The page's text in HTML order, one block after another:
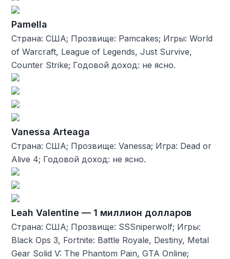
Pamella
Страна: США; Прозвище: Pamcakes; Игры: World
of Warcraft, League of Legends, Just Survive,
Counter Strike; Годовой доход: не ясно.
Vanessa Arteaga
Страна: США; Прозвище: Vanessa; Игра: Dead or
Alive 4; Годовой доход: не ясно.
Leah Valentine — 1 миллион долларов
Страна: США; Прозвище: SSSniperwolf; Игры:
Black Ops 3, Fortnite: Battle Royale, Destiny, Metal
Gear Solid V: The Phantom Pain, GTA Online;